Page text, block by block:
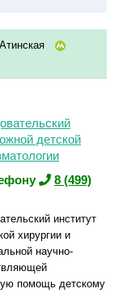
детской
8 (499)
институт
хирургии и
научно-
помощь детскому